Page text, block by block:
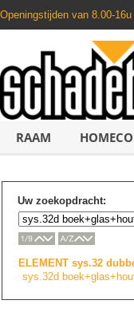
Openingstijden van 8.00-16u
RAAM
Uw zoekopdracht:
ELEMENT sys.32
sys.32d